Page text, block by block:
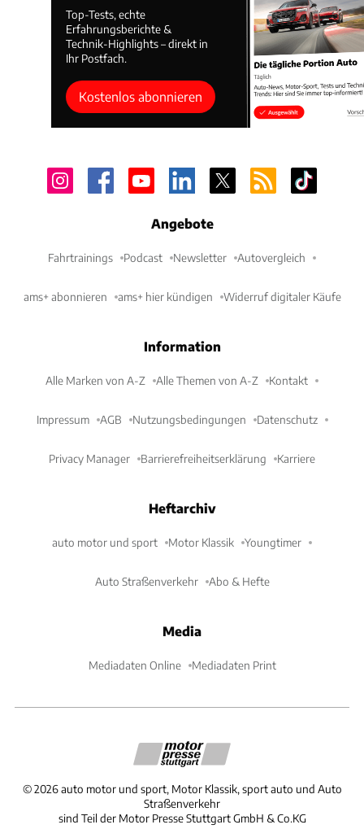
Top-Tests, echte
Erfahrungsberichte &
Technik-Highlights – direkt in
Ihr Postfach.
Kostenlos abonnieren
Angebote
Fahrtrainings Podcast Newsletter Autovergleich
ams+ abonnieren ams+ hier kündigen Widerruf digitaler Käufe
Information
Alle Marken von A-Z Alle Themen von A-Z Kontakt
Impressum AGB Nutzungsbedingungen Datenschutz
Privacy Manager Barrierefreiheitserklärung Karriere
Heftarchiv
auto motor und sport Motor Klassik Youngtimer
Auto Straßenverkehr Abo & Hefte
Media
Mediadaten Online Mediadaten Print
©2026 auto motor und sport, Motor Klassik, sport auto und Auto
Straßenverkehr
sind Teil der Motor Presse Stuttgart GmbH & Co.KG